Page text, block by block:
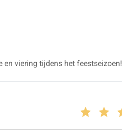
en viering tijdens het feestseizoen!